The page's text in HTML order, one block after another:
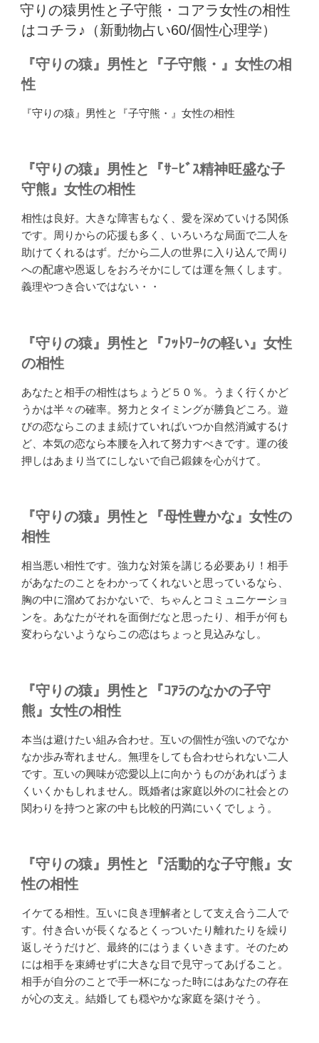
稿
日:
守りの猿男性と子守熊・コアラ女性の相性
はコチラ♪（新動物占い60/個性心理学）
『守りの猿』男性と『子守熊・』女性の相
性
『守りの猿』男性と『子守熊・』女性の相性
『守りの猿』男性と『ｻｰﾋﾞｽ精神旺盛な子
守熊』女性の相性
相性は良好。大きな障害もなく、愛を深めていける関係
です。周りからの応援も多く、いろいろな局面で二人を
助けてくれるはず。だから二人の世界に入り込んで周り
への配慮や恩返しをおろそかにしては運を無くします。
義理やつき合いではない・・
『守りの猿』男性と『ﾌｯﾄﾜｰｸの軽い』女性
の相性
あなたと相手の相性はちょうど５０％。うまく行くかど
うかは半々の確率。努力とタイミングが勝負どころ。遊
びの恋ならこのまま続けていればいつか自然消滅するけ
ど、本気の恋なら本腰を入れて努力すべきです。運の後
押しはあまり当てにしないで自己鍛錬を心がけて。
『守りの猿』男性と『母性豊かな』女性の
相性
相当悪い相性です。強力な対策を講じる必要あり！相手
があなたのことをわかってくれないと思っているなら、
胸の中に溜めておかないで、ちゃんとコミュニケーショ
ンを。あなたがそれを面倒だなと思ったり、相手が何も
変わらないようならこの恋はちょっと見込みなし。
『守りの猿』男性と『ｺｱﾗのなかの子守
熊』女性の相性
本当は避けたい組み合わせ。互いの個性が強いのでなか
なか歩み寄れません。無理をしても合わせられない二人
です。互いの興味が恋愛以上に向かうものがあればうま
くいくかもしれません。既婚者は家庭以外のに社会との
関わりを持つと家の中も比較的円満にいくでしょう。
『守りの猿』男性と『活動的な子守熊』女
性の相性
イケてる相性。互いに良き理解者として支え合う二人で
す。付き合いが長くなるとくっついたり離れたりを繰り
返しそうだけど、最終的にはうまくいきます。そのため
には相手を束縛せずに大きな目で見守ってあげること。
相手が自分のことで手一杯になった時にはあなたの存在
が心の支え。結婚しても穏やかな家庭を築けそう。